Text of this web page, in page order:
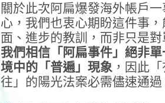
關於此次阿扁爆發海外帳戶
心，我們也衷心期盼這件事
面、進步的教訓，而非只是
我們相信「阿扁事件」絕非
境中的「普遍」現象 ，因此
往」的陽光法案必需儘速通過